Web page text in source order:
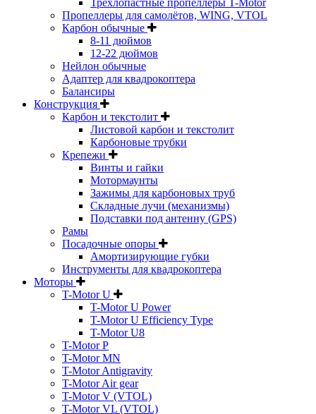
Трёхлопастные пропеллеры T-Motor
Пропеллеры для самолётов, WING, VTOL
Карбон обычные
8-11 дюймов
12-22 дюймов
Нейлон обычные
Адаптер для квадрокоптера
Балансиры
Конструкция
Карбон и текстолит
Листовой карбон и текстолит
Карбоновые трубки
Крепежи
Винты и гайки
Мотормаунты
Зажимы для карбоновых труб
Складные лучи (механизмы)
Подставки под антенну (GPS)
Рамы
Посадочные опоры
Амортизирующие губки
Инструменты для квадрокоптера
Моторы
T-Motor U
T-Motor U Power
T-Motor U Efficiency Type
T-Motor U8
T-Motor P
T-Motor MN
T-Motor Antigravity
T-Motor Air gear
T-Motor V (VTOL)
T-Motor VL (VTOL)